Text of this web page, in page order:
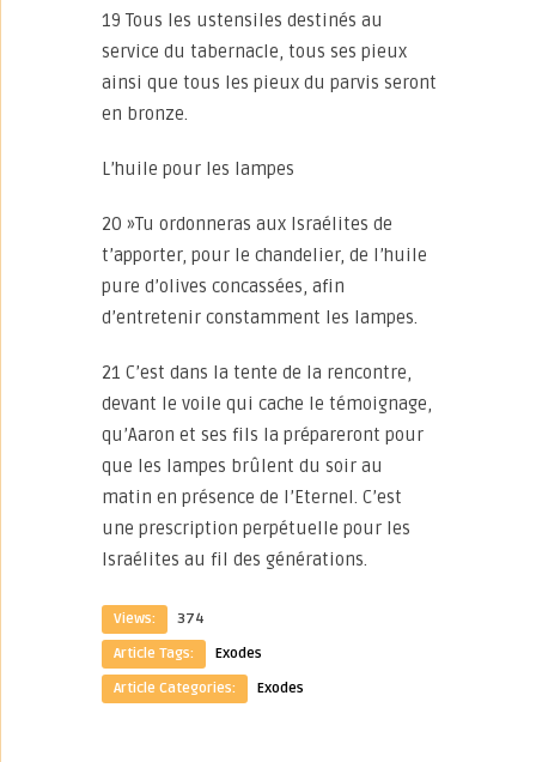
19 Tous les ustensiles destinés au
service du tabernacle, tous ses pieux
ainsi que tous les pieux du parvis seront
en bronze.
L’huile pour les lampes
20 »Tu ordonneras aux Israélites de
t’apporter, pour le chandelier, de l’huile
pure d’olives concassées, afin
d’entretenir constamment les lampes.
21 C’est dans la tente de la rencontre,
devant le voile qui cache le témoignage,
qu’Aaron et ses fils la prépareront pour
que les lampes brûlent du soir au
matin en présence de l’Eternel. C’est
une prescription perpétuelle pour les
Israélites au fil des générations.
Views:
374
Article Tags:
Exodes
Article Categories:
Exodes